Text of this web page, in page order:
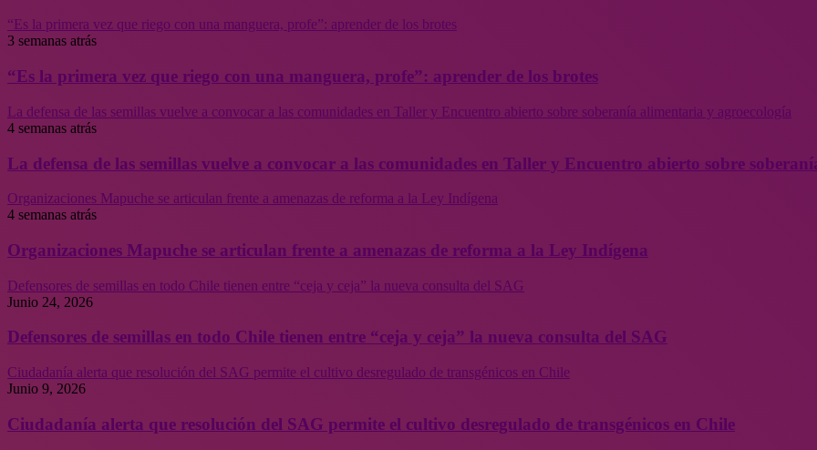
“Es la primera vez que riego con una manguera, profe”: aprender de los brotes
3 semanas atrás
“Es la primera vez que riego con una manguera, profe”: aprender de los brotes
La defensa de las semillas vuelve a convocar a las comunidades en Taller y Encuentro abierto sobre soberanía alimentaria y agroecología
4 semanas atrás
La defensa de las semillas vuelve a convocar a las comunidades en Taller y Encuentro abierto sobre
Organizaciones Mapuche se articulan frente a amenazas de reforma a la Ley Indígena
4 semanas atrás
Organizaciones Mapuche se articulan frente a amenazas de reforma a la Ley Indígena
Defensores de semillas en todo Chile tienen entre “ceja y ceja” la nueva consulta del SAG
Junio 24, 2026
Defensores de semillas en todo Chile tienen entre “ceja y ceja” la nueva consulta del SAG
Ciudadanía alerta que resolución del SAG permite el cultivo desregulado de transgénicos en Chile
Junio 9, 2026
Ciudadanía alerta que resolución del SAG permite el cultivo desregulado de transgénicos en Chile